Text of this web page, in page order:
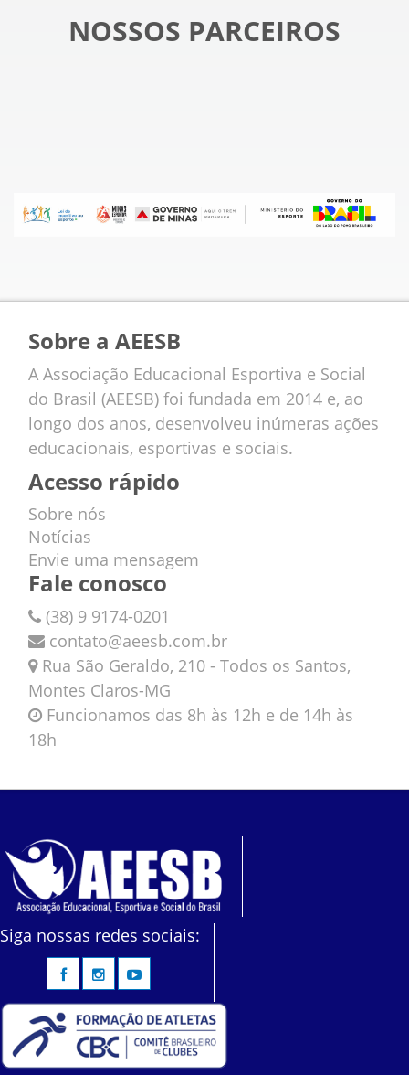
NOSSOS PARCEIROS
Sobre a AEESB
A Associação Educacional Esportiva e Social
do Brasil (AEESB) foi fundada em 2014 e, ao
longo dos anos, desenvolveu inúmeras ações
educacionais, esportivas e sociais.
Acesso rápido
Sobre nós
Notícias
Envie uma mensagem
Fale conosco
(38) 9 9174-0201
contato@aeesb.com.br
Rua São Geraldo, 210 - Todos os Santos,
Montes Claros-MG
Funcionamos das 8h às 12h e de 14h às
18h
Siga nossas redes sociais: